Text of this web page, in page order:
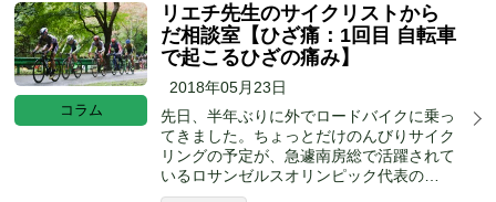
コラム
リエチ先生のサイクリストから
だ相談室【ひざ痛：1回目 自転車
で起こるひざの痛み】
2018年05月23日
先日、半年ぶりに外でロードバイクに乗っ
てきました。ちょっとだけのんびりサイク
リングの予定が、急遽南房総で活躍されて
いるロサンゼルスオリンピック代表の…